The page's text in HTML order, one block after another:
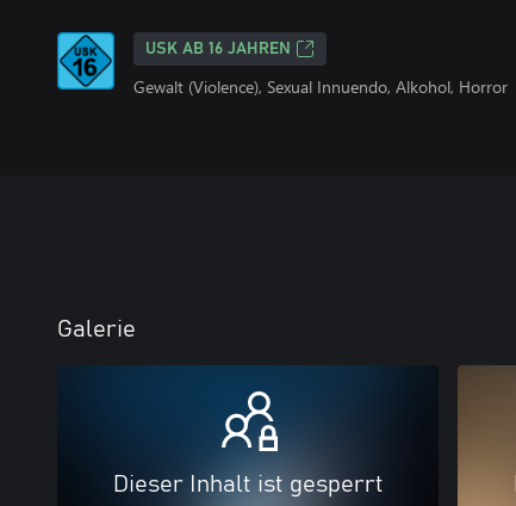
USK AB 16 JAHREN
Gewalt (Violence), Sexual Innuendo, Alkohol, Horror
Galerie
Dieser Inhalt ist gesperrt